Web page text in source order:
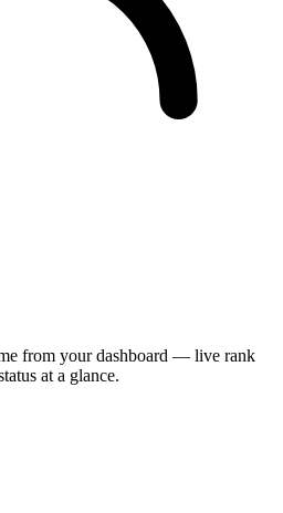
from your dashboard — live rank
at a glance.